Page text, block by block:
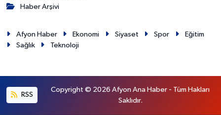
Haber Arşivi
Afyon Haber Ekonomi Siyaset Spor
Eğitim
Sağlık
Teknoloji
RSS
Copyright © 2026 Afyon Ana Haber - Tüm Hakları
Saklıdır.